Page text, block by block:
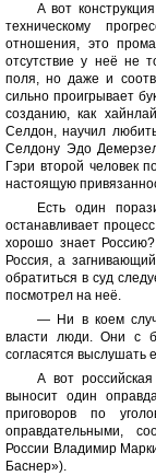
А вот
техническому
отношения, это
отсутствие у неё не
поля, но даже и
сильно проигрывает
созданию, как
Селдон, научил
Селдону Эдо
Гэри второй человек
настоящую
Есть один
останавливает
хорошо знает
Россия, а
обратиться в суд
посмотрел на неё.
— Ни в коем
власти люди. Они с
согласятся выслушать
А вот
выносит один
приговоров по
оправдательными,
России Владимир
Баснер»).